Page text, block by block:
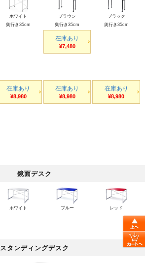
ホワイト
奥行き35cm
ブラウン
奥行き35cm
ブラック
奥行き35cm
在庫あり
¥7,480
在庫あり
¥8,980
在庫あり
¥8,980
在庫あり
¥8,980
鏡面デスク
ホワイト ブルー レッド
スタンディングデスク